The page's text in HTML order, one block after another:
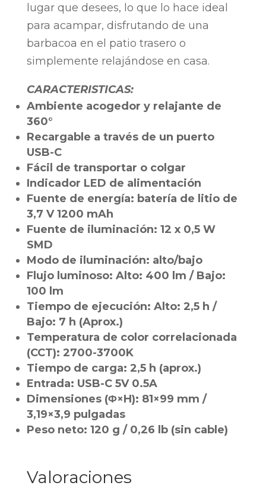
lugar que desees, lo que lo hace ideal
para acampar, disfrutando de una
barbacoa en el patio trasero o
simplemente relajándose en casa.
CARACTERISTICAS:
Ambiente acogedor y relajante de
360°
Recargable a través de un puerto
USB-C
Fácil de transportar o colgar
Indicador LED de alimentación
Fuente de energía: batería de litio de
3,7 V 1200 mAh
Fuente de iluminación: 12 x 0,5 W
SMD
Modo de iluminación: alto/bajo
Flujo luminoso: Alto: 400 lm / Bajo:
100 lm
Tiempo de ejecución: Alto: 2,5 h /
Bajo: 7 h (Aprox.)
Temperatura de color correlacionada
(CCT): 2700-3700K
Tiempo de carga: 2,5 h (aprox.)
Entrada: USB-C 5V 0.5A
Dimensiones (Φ×H): 81×99 mm /
3,19×3,9 pulgadas
Peso neto: 120 g / 0,26 lb (sin cable)
Valoraciones